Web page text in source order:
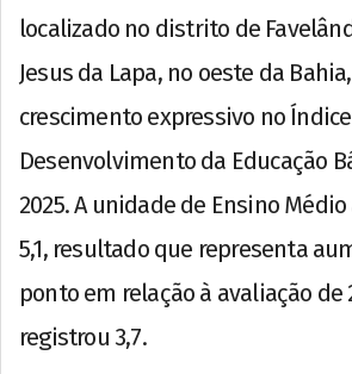
localizado no distrito de
Jesus da Lapa, no oeste da
crescimento expressivo no
Desenvolvimento da Educação
2025. A unidade de Ensino
5,1, resultado que representa
ponto em relação à avaliação de
registrou 3,7.